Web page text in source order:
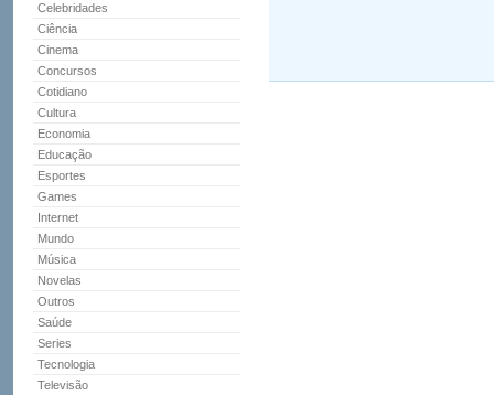
Celebridades
Ciência
Cinema
Concursos
Cotidiano
Cultura
Economia
Educação
Esportes
Games
Internet
Mundo
Música
Novelas
Outros
Saúde
Series
Tecnologia
Televisão